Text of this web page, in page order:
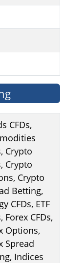
CFDs,
Crypto
Crypto
Crypto
Betting,
CFDs, ETF
Forex CFDs,
Options,
Spread
Indices